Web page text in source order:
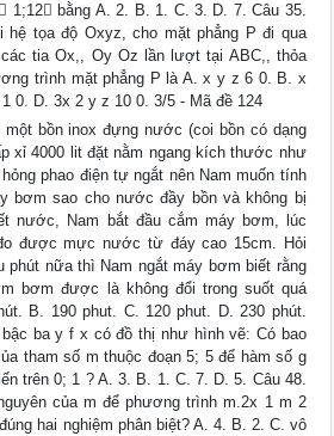
1;12 bằng A. 2. B. 1. C. 3. D. 7. Câu 35.
hệ tọa độ Oxyz, cho mặt phẳng P đi qua
tia Ox,, Oy Oz lần lượt tại ABC,, thỏa
trình mặt phẳng P là A. x y z 6 0. B. x
0. D. 3x 2 y z 10 0. 3/5 - Mã đề 124
một bồn inox đựng nước (coi bồn có dạng
xỉ 4000 lit đặt nằm ngang kích thước như
phao điện tự ngắt nên Nam muốn tính
bơm sao cho nước đầy bồn và không bị
nước, Nam bắt đầu cắm máy bơm, lúc
được mực nước từ đáy cao 15cm. Hỏi
phút nữa thì Nam ngắt máy bơm biết rằng
bơm được là không đổi trong suốt quá
B. 190 phut. C. 120 phut. D. 230 phút.
ba y f x có đồ thị như hình vẽ: Có bao
tham số m thuộc đoạn 5; 5 để hàm số g
trên 0; 1 ? A. 3. B. 1. C. 7. D. 5. Câu 48.
của m để phương trình m.2x 1 m 2
hai nghiệm phân biệt? A. 4. B. 2. C. vô